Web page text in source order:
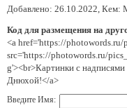
Добавлено: 26.10.2022, Кем:
Код для размещения на
<a href='https://
src='https://photowords.ru/
g'><br>Картинки с надписями
Днюхой!</a>
Введите Имя: